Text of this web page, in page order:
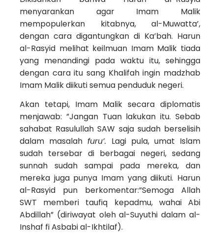
menyarankan agar Imam Malik
mempopulerkan kitabnya, al-Muwatta’,
dengan cara digantungkan di Ka’bah. Harun
al-Rasyid melihat keilmuan Imam Malik tiada
yang menandingi pada waktu itu, sehingga
dengan cara itu sang Khalifah ingin madzhab
Imam Malik diikuti semua penduduk negeri.
Akan tetapi, Imam Malik secara diplomatis
menjawab: ”Jangan Tuan lakukan itu. Sebab
sahabat Rasulullah SAW saja sudah berselisih
dalam masalah furu’. Lagi pula, umat Islam
sudah tersebar di berbagai negeri, sedang
sunnah sudah sampai pada mereka, dan
mereka juga punya Imam yang diikuti. Harun
al-Rasyid pun berkomentar:”Semoga Allah
SWT memberi taufiq kepadmu, wahai Abi
Abdillah” (diriwayat oleh al-Suyuthi dalam al-
Inshaf fi Asbabi al-Ikhtilaf).